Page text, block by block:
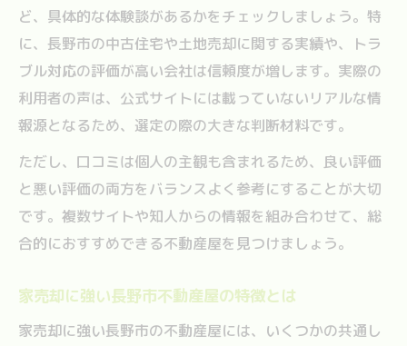
ど、具体的な体験談があるかをチェックしましょう。特
に、長野市の中古住宅や土地売却に関する実績や、トラ
ブル対応の評価が高い会社は信頼度が増します。実際の
利用者の声は、公式サイトには載っていないリアルな情
報源となるため、選定の際の大きな判断材料です。
ただし、口コミは個人の主観も含まれるため、良い評価
と悪い評価の両方をバランスよく参考にすることが大切
です。複数サイトや知人からの情報を組み合わせて、総
合的におすすめできる不動産屋を見つけましょう。
家売却に強い長野市不動産屋の特徴とは
家売却に強い長野市の不動産屋には、いくつかの共通し